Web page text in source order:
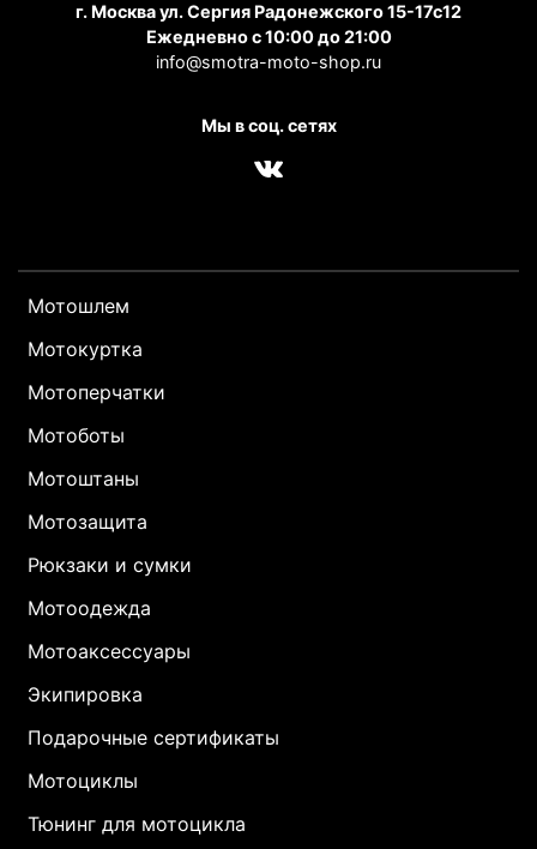
Мотошлем
Мотокуртка
Мотоперчатки
Мотоботы
Мотоштаны
Мотозащита
Рюкзаки и сумки
Мотоодежда
Мотоаксессуары
Экипировка
Подарочные сертификаты
Мотоциклы
Тюнинг для мотоцикла
г. Москва ул. Сергия Радонежского 15-17с12
Ежедневно с 10:00 до 21:00
info@smotra-moto-shop.ru
Мы в соц. сетях